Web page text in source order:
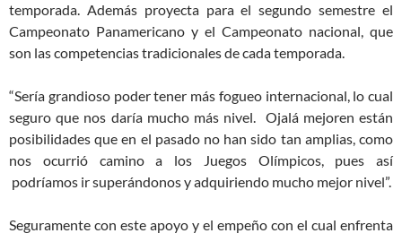
temporada. Además proyecta para el segundo semestre el
Campeonato Panamericano y el Campeonato nacional, que
son las competencias tradicionales de cada temporada.
“Sería grandioso poder tener más fogueo internacional, lo cual
seguro que nos daría mucho más nivel. Ojalá mejoren están
posibilidades que en el pasado no han sido tan amplias, como
nos ocurrió camino a los Juegos Olímpicos, pues así
podríamos ir superándonos y adquiriendo mucho mejor nivel”.
Seguramente con este apoyo y el empeño con el cual enfrenta